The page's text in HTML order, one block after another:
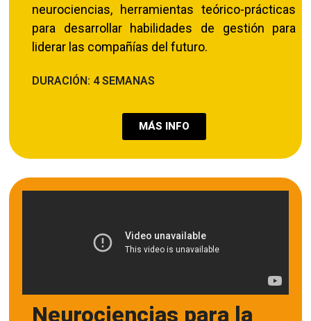
neurociencias, herramientas teórico-prácticas
para desarrollar habilidades de gestión para
liderar las compañías del futuro.
DURACIÓN: 4 SEMANAS
MÁS INFO
Neurociencias para la